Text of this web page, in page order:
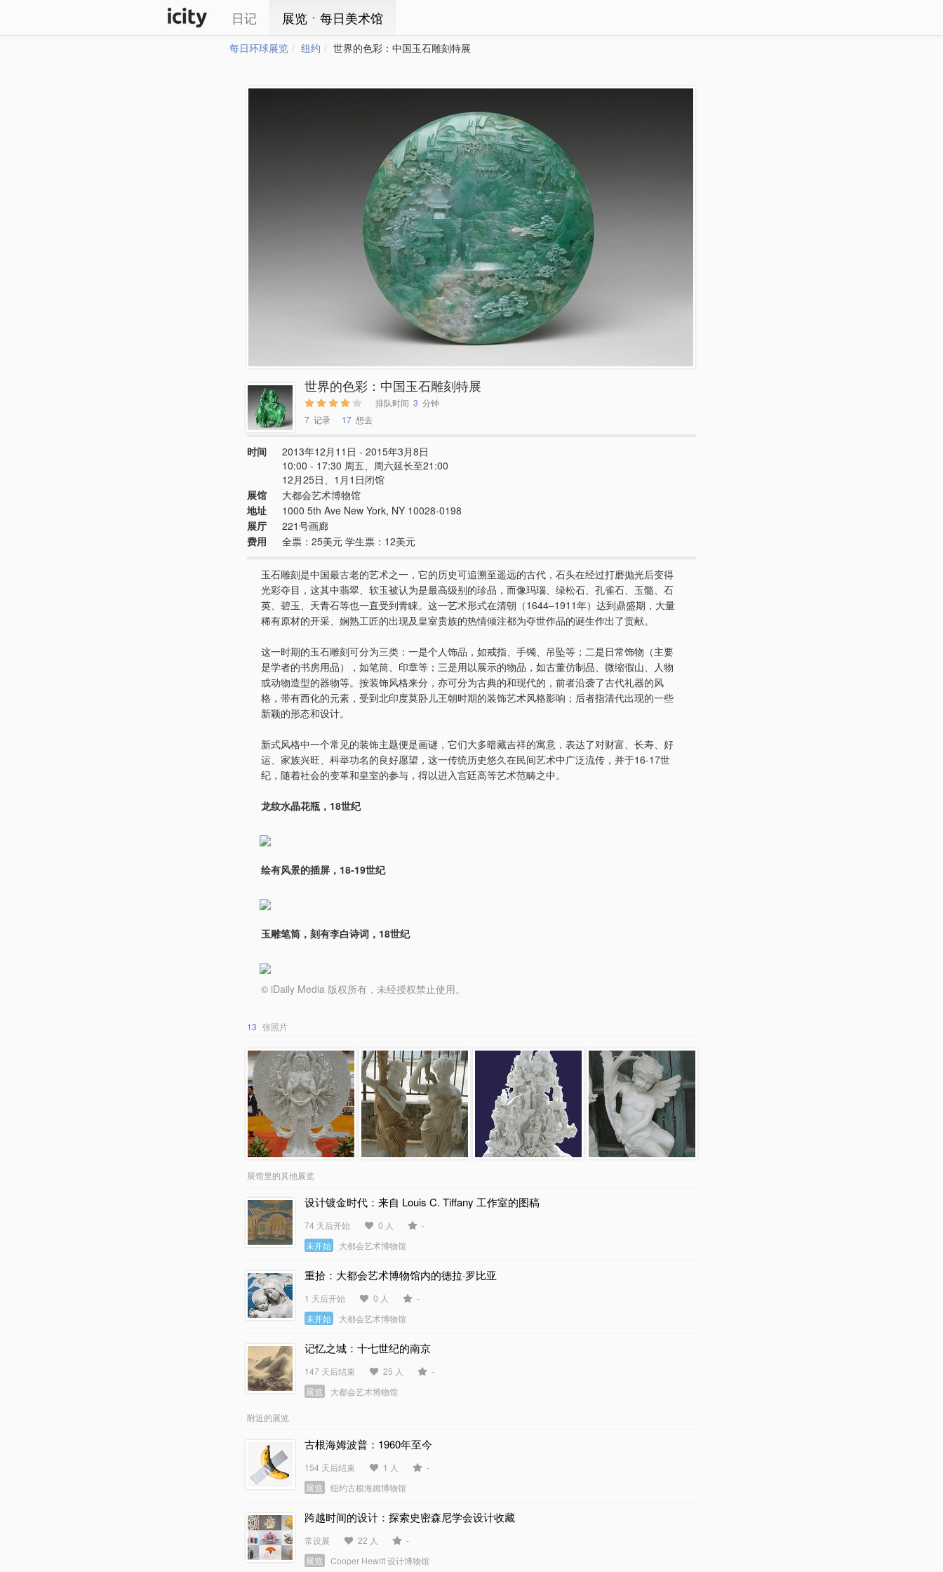
日记 展览ㆍ每日美术馆
每日环球展览 纽约 世界的色彩：中国玉石雕刻特展
世界的色彩：中国玉石雕刻特展
排队时间 3 分钟
7 记录 17 想去
时间
2013年12月11日 - 2015年3月8日
10:00 - 17:30 周五、周六延长至21:00
12月25日、1月1日闭馆
展馆
大都会艺术博物馆
地址
1000 5th Ave New York, NY 10028-0198
展厅
221号画廊
费用
全票：25美元 学生票：12美元
玉石雕刻是中国最古老的艺术之一，它的历史可追溯至遥远的古代，石头在经过打磨抛光后变得
光彩夺目，这其中翡翠、软玉被认为是最高级别的珍品，而像玛瑙、绿松石、孔雀石、玉髓、石
英、碧玉、天青石等也一直受到青睐。这一艺术形式在清朝（1644–1911年）达到鼎盛期，大量
稀有原材的开采、娴熟工匠的出现及皇室贵族的热情倾注都为夺世作品的诞生作出了贡献。
这一时期的玉石雕刻可分为三类：一是个人饰品，如戒指、手镯、吊坠等；二是日常饰物（主要
是学者的书房用品），如笔筒、印章等；三是用以展示的物品，如古董仿制品、微缩假山、人物
或动物造型的器物等。按装饰风格来分，亦可分为古典的和现代的，前者沿袭了古代礼器的风
格，带有西化的元素，受到北印度莫卧儿王朝时期的装饰艺术风格影响；后者指清代出现的一些
新颖的形态和设计。
新式风格中一个常见的装饰主题便是画谜，它们大多暗藏吉祥的寓意，表达了对财富、长寿、好
运、家族兴旺、科举功名的良好愿望，这一传统历史悠久在民间艺术中广泛流传，并于16-17世
纪，随着社会的变革和皇室的参与，得以进入宫廷高等艺术范畴之中。
龙纹水晶花瓶，18世纪
绘有风景的插屏，18-19世纪
玉雕笔筒，刻有李白诗词，18世纪
© iDaily Media 版权所有，未经授权禁止使用。
13 张照片
展馆里的其他展览
设计镀金时代：来自 Louis C. Tiffany 工作室的图稿
74 天后开始 0 人
-
未开始
大都会艺术博物馆
重拾：大都会艺术博物馆内的德拉·罗比亚
1 天后开始 0 人
-
未开始
大都会艺术博物馆
记忆之城：十七世纪的南京
147 天后结束 25 人
-
展览
大都会艺术博物馆
附近的展览
古根海姆波普：1960年至今
154 天后结束 1 人
-
展览
纽约古根海姆博物馆
跨越时间的设计：探索史密森尼学会设计收藏
常设展 22 人
-
展览
Cooper Hewitt 设计博物馆